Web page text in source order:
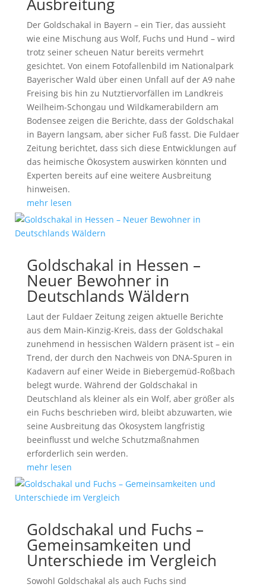
Der Goldschakal in Bayern – ein Tier, das aussieht
wie eine Mischung aus Wolf, Fuchs und Hund – wird
trotz seiner scheuen Natur bereits vermehrt
gesichtet. Von einem Fotofallenbild im Nationalpark
Bayerischer Wald über einen Unfall auf der A9 nahe
Freising bis hin zu Nutztiervorfällen im Landkreis
Weilheim-Schongau und Wildkamerabildern am
Bodensee zeigen die Berichte, dass der Goldschakal
in Bayern langsam, aber sicher Fuß fasst. Die Fuldaer
Zeitung berichtet, dass sich diese Entwicklungen auf
das heimische Ökosystem auswirken könnten und
Experten bereits auf eine weitere Ausbreitung
hinweisen.
mehr lesen
Goldschakal in Hessen –
Neuer Bewohner in
Deutschlands Wäldern
Laut der Fuldaer Zeitung zeigen aktuelle Berichte
aus dem Main-Kinzig-Kreis, dass der Goldschakal
zunehmend in hessischen Wäldern präsent ist – ein
Trend, der durch den Nachweis von DNA-Spuren in
Kadavern auf einer Weide in Biebergemüd-Roßbach
belegt wurde. Während der Goldschakal in
Deutschland als kleiner als ein Wolf, aber größer als
ein Fuchs beschrieben wird, bleibt abzuwarten, wie
seine Ausbreitung das Ökosystem langfristig
beeinflusst und welche Schutzmaßnahmen
erforderlich sein werden.
mehr lesen
Goldschakal und Fuchs –
Gemeinsamkeiten und
Unterschiede im Vergleich
Sowohl Goldschakal als auch Fuchs sind